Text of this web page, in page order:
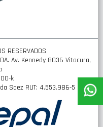
RESERVADOS
Av. Kennedy 8036 Vitacura,
k
Saez RUT: 4.553.986-5